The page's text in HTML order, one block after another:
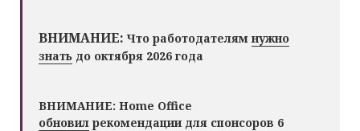
ВНИМАНИЕ: Что работодателямнужно
знать до октября 2026 года
ВНИМАНИЕ: Home Office
обновилрекомендации для спонсоров 6